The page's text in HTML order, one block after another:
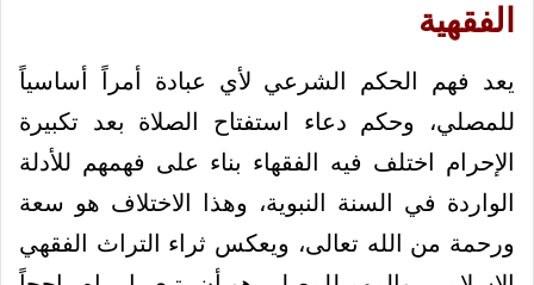
الفقهية
يعد فهم الحكم الشرعي لأي عبادة أمراً أساسياً
للمصلي، وحكم دعاء استفتاح الصلاة بعد تكبيرة
الإحرام اختلف فيه الفقهاء بناء على فهمهم للأدلة
الواردة في السنة النبوية، وهذا الاختلاف هو سعة
ورحمة من الله تعالى، ويعكس ثراء التراث الفقهي